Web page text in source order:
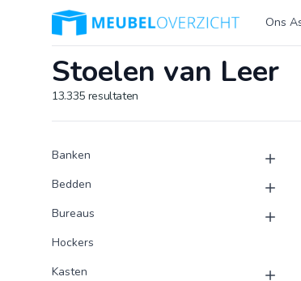
Logo Meubeloverzicht.nl Ons
Stoelen van Leer
13.335 resultaten
Producten
Product categorieën
Banken
Bedden
Bureaus
Hockers
Kasten